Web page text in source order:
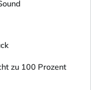
zu 100 Prozent